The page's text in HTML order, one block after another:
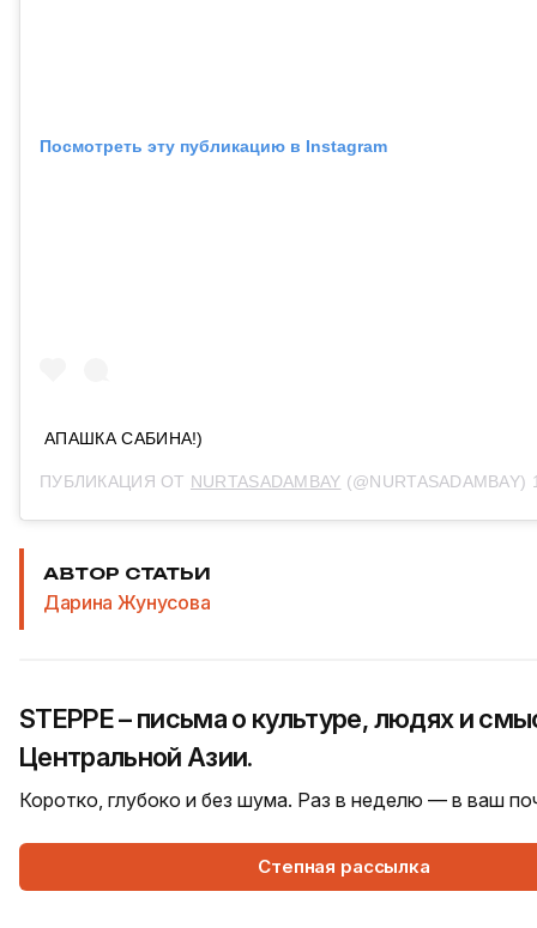
Посмотреть эту публикацию в Instagram
АПАШКА САБИНА!)
ПУБЛИКАЦИЯ ОТ NURTASADAMBAY (@NURTASADAMBAY)
АВТОР СТАТЬИ
Дарина Жунусова
STEPPE – письма о культуре, людях и
Центральной Азии.
Коротко, глубоко и без шума. Раз в неделю — в ваш
Степная рассылка